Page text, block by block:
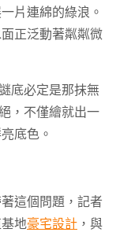
片連綿的綠浪。
正泛動著粼粼微
底必定是那抹無
，不僅繪就出一
底色。
這個問題，記者
地豪宅設計 ，與